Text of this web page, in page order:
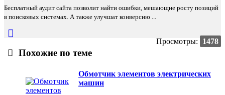
Бесплатный аудит сайта позволит найти ошибки, мешающие росту позиций
в поисковых системах. А также улучшат конверсию ...
Просмотры: 1478
Похожие по теме
Обмотчик элементов электрических
машин